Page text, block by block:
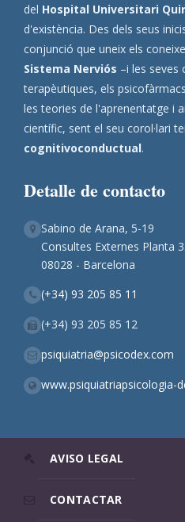
del Hospital Universitari
d'existència. Des dels seus
conjunció que uneix els
Sistema Nerviós –i les seves
terapèutiques, els
les teories de l'aprenentatge i
científic, sent el seu corol·lari
cognitivoconductual.
Detalle de contacto
Sabino de Arana, 5-19
Consultes Externes Planta
08028 - Barcelona
(+34) 93 205 85 11
(+34) 93 205 85 12
psiquiatria@psicodex.com
www.psiquiatriapsicologia-
AVISO LEGAL
CONTACTAR